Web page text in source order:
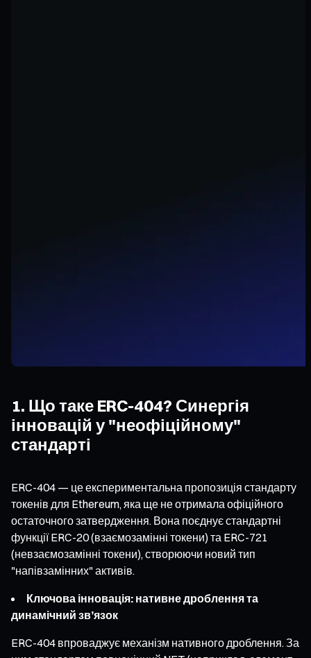
1. Що таке ERC-404? Синергія
інновацій у "неофіційному"
стандарті
ERC-404 — це експериментальна пропозиція стандарту
токенів для Ethereum, яка ще не отримала офіційного
остаточного затвердження. Вона поєднує стандартні
функції ERC-20 (взаємозамінні токени) та ERC-721
(невзаємозамінні токени), створюючи новий тип
"напівзамінних" активів.
Ключова інновація: нативне дроблення та
динамічний зв’язок
ERC-404 впроваджує механізм нативного дроблення. За